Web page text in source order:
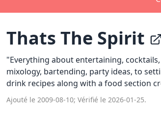
Thats The Spirit
"Everything about entertaining,
mixology, bartending, party ideas, to
drink recipes along with a food section
Ajouté le 2009-08-10; Vérifié le 2026-01-25.